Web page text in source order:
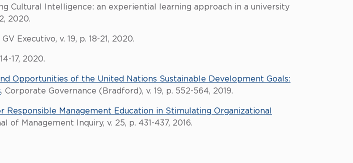
Cultural Intelligence: an experiential learning approach in a university
2020.
GV Executivo, v. 19, p. 18-21, 2020.
17, 2020.
Opportunities of the United Nations Sustainable Development Goals:
. Corporate Governance (Bradford), v. 19, p. 552-564, 2019.
Responsible Management Education in Stimulating Organizational
of Management Inquiry, v. 25, p. 431-437, 2016.